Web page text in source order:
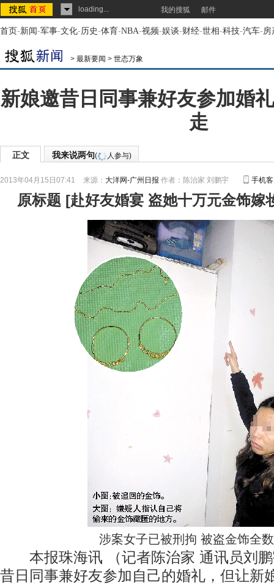
loading... 我的搜狐 邮件
首页-新闻-军事-文化-历史-体育-NBA-视频-娱谈-财经-世相-科技-汽车-房
> 最新要闻 > 世态万象
新娘邀昔日同事兼好友参加婚
走
正文 我来说两句( 人参与)
2013年04月15日07:41 来源： 大洋网-广州日报 作者：陈治家 刘鹏宇 手机
原标题 [赴好友婚宴 盗她十万元金饰嫁
涉案女子已被刑拘 被盗金饰全
本报珠海讯 （记者陈治家 通讯员刘鹏
昔日同事兼好友参加自己的婚礼，但让新